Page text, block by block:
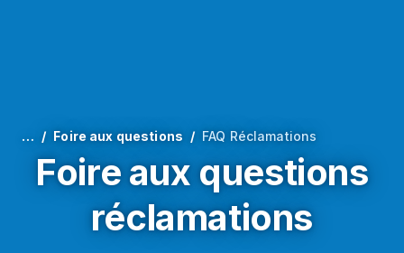
… Foire aux questions FAQ Réclamations
Foire aux questions
réclamations